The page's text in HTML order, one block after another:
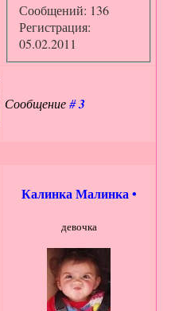
Сообщений: 136
Регистрация:
05.02.2011
Сообщение#3
Калинка Малинка•
девочка